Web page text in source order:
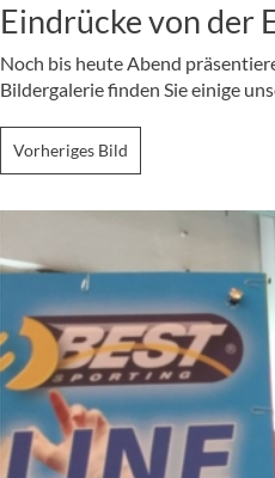
Eindrücke von der
Noch bis heute Abend
Bildergalerie finden Sie einige
Vorheriges Bild